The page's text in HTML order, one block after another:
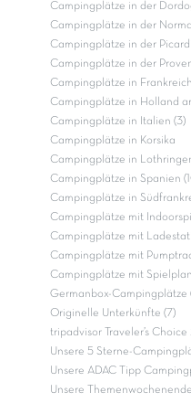
Campingplätze in der
Campingplätze in der
Campingplätze in der
Campingplätze in der
Campingplätze in Frankreich
Campingplätze in Holland
Campingplätze in Italien (3)
Campingplätze in Korsika
Campingplätze in
Campingplätze in Spanien
Campingplätze in
Campingplätze mit
Campingplätze mit
Campingplätze mit
Campingplätze mit
Germanbox-Campingplätze
Originelle Unterkünfte (7)
tripadvisor Traveler’s
Unsere 5 Sterne-
Unsere ADAC Tipp
Unsere